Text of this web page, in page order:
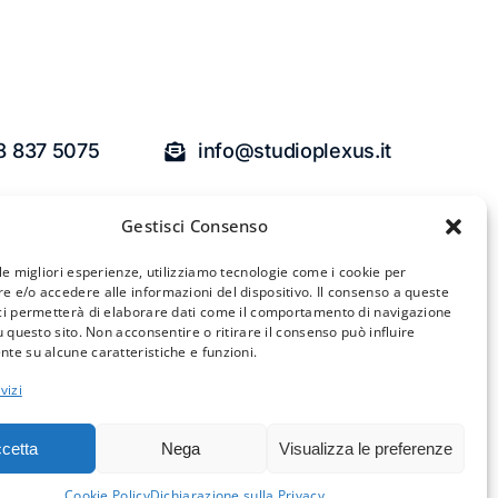
Gestisci Consenso
migliori esperienze, utilizziamo tecnologie come i cookie per
e/o accedere alle informazioni del dispositivo. Il consenso a queste
permetterà di elaborare dati come il comportamento di navigazione
questo sito. Non acconsentire o ritirare il consenso può influire
su alcune caratteristiche e funzioni.
Nega Visualizza le preferenze
837 5075 info@studioplexus.it
TERMS OF USE PRESS COOKIE POLICY (UE)